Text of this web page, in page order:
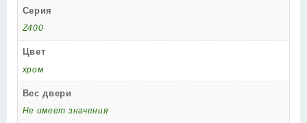
Серия
Z400
Цвет
хром
Вес двери
Не имеет значения